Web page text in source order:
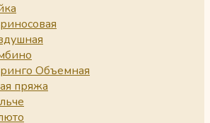
Объемная
пряжа